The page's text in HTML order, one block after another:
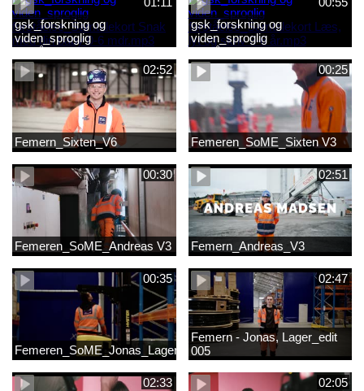
gsk_forskning og
viden_sproglig
forståelse_Samtalekort Snak
med din baby 0-6 mdr.mp3
gsk_forskning og
viden_sproglig
forståelse_Samtalekort Læs,
lyt og skriv 3-6 år.mp3
02:52
Femern_Sixten_V6
00:25
Femeren_SoME_Sixten V3
00:30
Femeren_SoME_Andreas V3
02:51
Femern_Andreas_V3
00:35
Femeren_SoME_Jonas_Lager
02:47
Femern - Jonas, Lager_edit
005
02:33 02:05